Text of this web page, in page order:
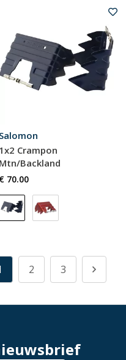
Salomon
1x2 Crampon
Mtn/Backland
€ 70.00
2 3